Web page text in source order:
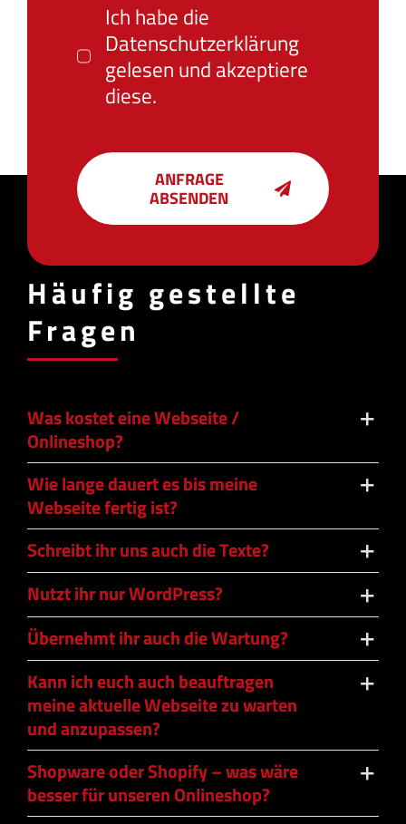
Ich habe die
Datenschutzerklärung
gelesen und akzeptiere
diese.
ANFRAGE
ABSENDEN
Häufig gestellte
Fragen
Was kostet eine Webseite /
Onlineshop?
Wie lange dauert es bis meine
Webseite fertig ist?
Schreibt ihr uns auch die Texte?
Nutzt ihr nur WordPress?
Übernehmt ihr auch die Wartung?
Kann ich euch auch beauftragen
meine aktuelle Webseite zu warten
und anzupassen?
Shopware oder Shopify – was wäre
besser für unseren Onlineshop?